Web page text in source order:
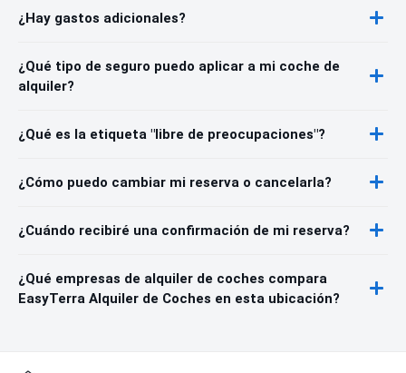
¿Hay gastos adicionales?
¿Qué tipo de seguro puedo aplicar a mi coche de
alquiler?
¿Qué es la etiqueta "libre de preocupaciones"?
¿Cómo puedo cambiar mi reserva o cancelarla?
¿Cuándo recibiré una confirmación de mi reserva?
¿Qué empresas de alquiler de coches compara
EasyTerra Alquiler de Coches en esta ubicación?